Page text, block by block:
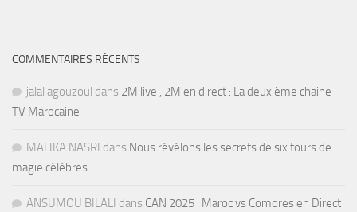
COMMENTAIRES RÉCENTS
jalal agouzoul dans 2M live , 2M en direct : La deuxième chaine
TV Marocaine
MALIKA NASRI dans Nous révélons les secrets de six tours de
magie célèbres
ANSUMOU BILALI dans CAN 2025 : Maroc vs Comores en Direct